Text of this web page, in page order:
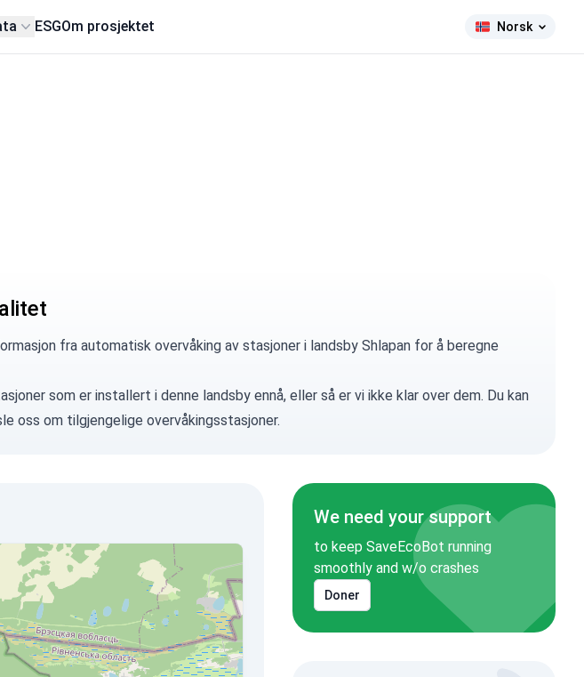
ESGOm prosjektet Norsk
fra automatisk overvåking av stasjoner i landsby Shlapan for å beregne
som er installert i denne landsby ennå, eller så er vi ikke klar over dem. Du kan
oss om tilgjengelige overvåkingsstasjoner.
We need your support
to keep SaveEcoBot running
smoothly and w/o crashes
Doner